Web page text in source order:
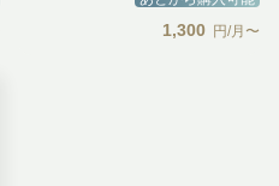
1,300 円/月〜